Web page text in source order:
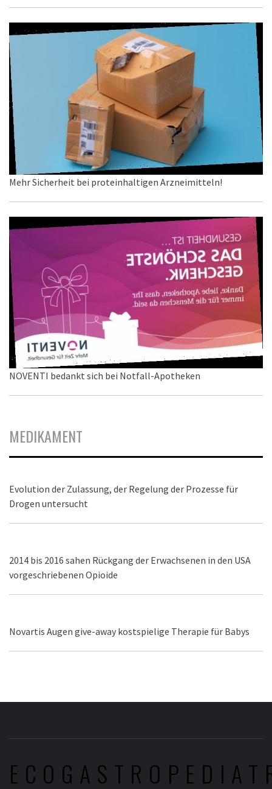
Mehr Sicherheit bei proteinhaltigen Arzneimitteln!
NOVENTI bedankt sich bei Notfall-Apotheken
MEDIKAMENT
Evolution der Zulassung, der Regelung der Prozesse für
Drogen untersucht
2014 bis 2016 sahen Rückgang der Erwachsenen in den USA
vorgeschriebenen Opioide
Novartis Augen give-away kostspielige Therapie für Babys